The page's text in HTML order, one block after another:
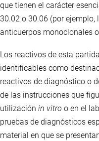
que tienen el carácter
30.02 o 30.06 (por
anticuerpos monoclonales
Los reactivos de esta
identificables como
reactivos de diagnóstico o
de las instrucciones que
utilización in vitro o en el
pruebas de diagnósticos
material en que se